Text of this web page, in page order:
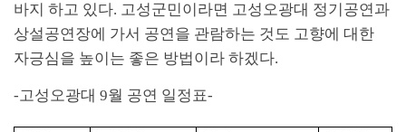
바지 하고 있다. 고성군민이라면 고성오광대 정기공연과
상설공연장에 가서 공연을 관람하는 것도 고향에 대한
자긍심을 높이는 좋은 방법이라 하겠다.
-고성오광대 9월 공연 일정표-